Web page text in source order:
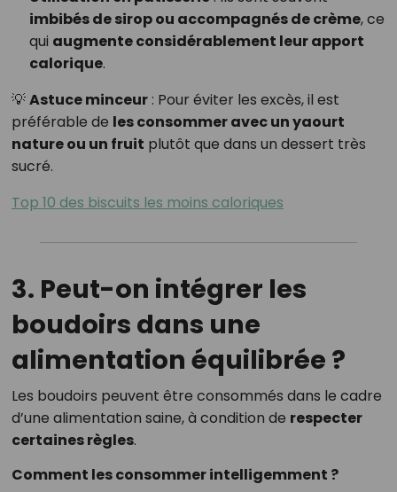
imbibés de sirop ou accompagnés de crème, ce
qui augmente considérablement leur apport
calorique.
💡Astuce minceur: Pour éviter les excès, il est
préférable de les consommer avec un yaourt
nature ou un fruit plutôt que dans un dessert très
sucré.
Top 10 des biscuits les moins caloriques
3. Peut-on intégrer les
boudoirs dans une
alimentation équilibrée ?
Les boudoirs peuvent être consommés dans le cadre
d’une alimentation saine, à condition de respecter
certaines règles.
Comment les consommer intelligemment ?